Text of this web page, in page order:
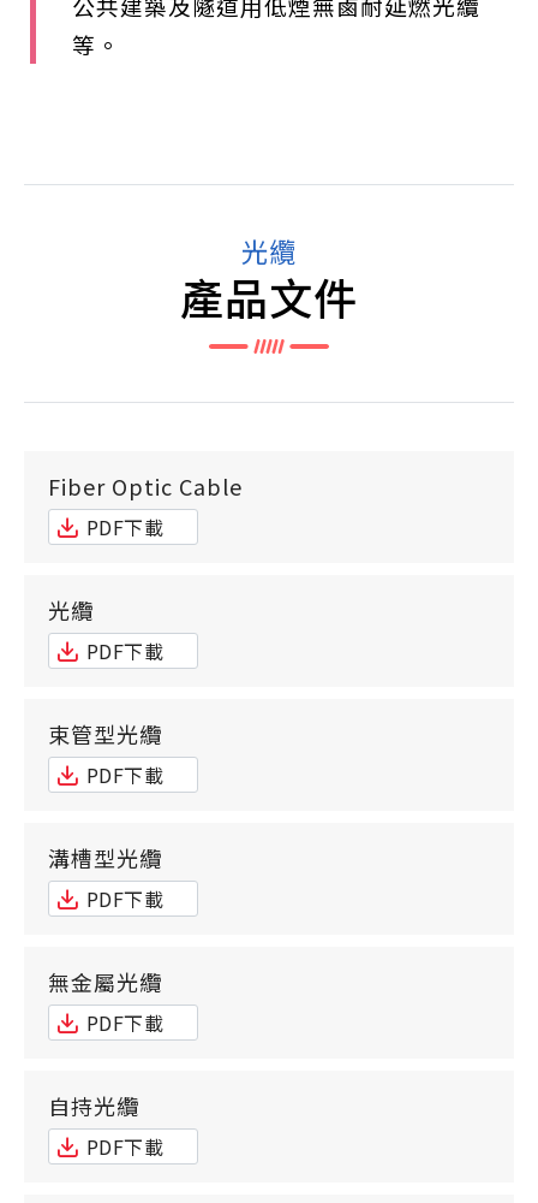
等。
光纜
產品文件
Fiber Optic Cable
PDF下載
光纜
PDF下載
束管型光纜
PDF下載
溝槽型光纜
PDF下載
無金屬光纜
PDF下載
自持光纜
PDF下載